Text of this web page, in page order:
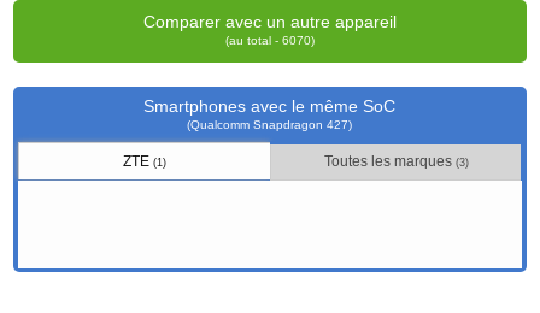
Comparer avec un autre appareil
(au total - 6070)
Smartphones avec le même SoC
(Qualcomm Snapdragon 427)
ZTE(1) Toutes les marques (3)